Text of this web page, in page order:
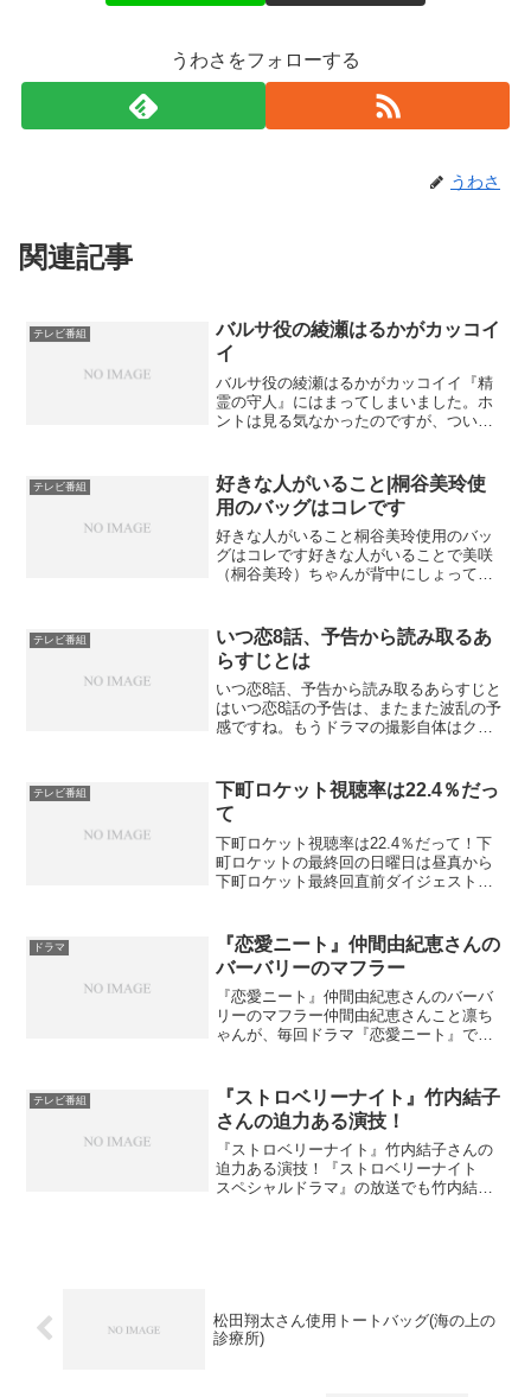
うわさをフォローする
うわさ
関連記事
テレビ番組
バルサ役の綾瀬はるかがカッコイ
イ
バルサ役の綾瀬はるかがカッコイイ『精
霊の守人』にはまってしまいました。ホ
ントは見る気なかったのですが、ついつ
て、のめりこんで見てしまいました。
NHK放送周年の記念ドラマだ...
テレビ番組
好きな人がいること|桐谷美玲使
用のバッグはコレです
好きな人がいること桐谷美玲使用のバッ
グはコレです好きな人がいることで美咲
（桐谷美玲）ちゃんが背中にしょってい
している白いリュックはゲンテンバッ
グ。収納力もあるしファッシ...
テレビ番組
いつ恋8話、予告から読み取るあ
らすじとは
いつ恋8話、予告から読み取るあらすじと
はいつ恋8話の予告は、またまた波乱の予
感ですね。もうドラマの撮影自体はクラ
てくれているようですが朝陽君の失恋は
確実のようですね。で...
テレビ番組
下町ロケット視聴率は22.4％だっ
て
下町ロケット視聴率は22.4％だって！下
町ロケットの最終回の日曜日は昼真から
下町ロケット最終回直前ダイジェスト番
んは今回の下町ロケットで好感度アッ
プ！これからの俳優人生...
ドラマ
『恋愛ニート』仲間由紀恵さんの
バーバリーのマフラー
『恋愛ニート』仲間由紀恵さんのバーバ
リーのマフラー仲間由紀恵さんこと凛ち
ゃんが、毎回ドラマ『恋愛ニート』で着
ーバリーカシミアマフラートレンチチェ
ック キャメルチェ...
テレビ番組
『ストロベリーナイト』竹内結子
さんの迫力ある演技！
『ストロベリーナイト』竹内結子さんの
迫力ある演技！『ストロベリーナイト
スペシャルドラマ』の放送でも竹内結子
松田翔太さん使用トートバッグ(海の上の
診療所)